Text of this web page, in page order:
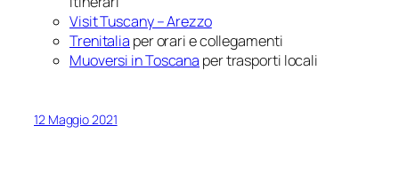
Visit Tuscany – Arezzo
Trenitalia per orari e collegamenti
Muoversi in Toscana per trasporti locali
12 Maggio 2021